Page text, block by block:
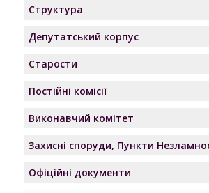
Структура
Депутатський корпус
Старости
Постійні комісії
Виконавчий комітет
Захисні споруди, Пункти
Офіційні документи